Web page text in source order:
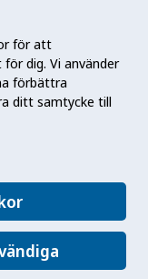
för att
dig. Vi använder
förbättra
ditt samtycke till
en nationell
för en bättre
att
skydda mot
som stärker